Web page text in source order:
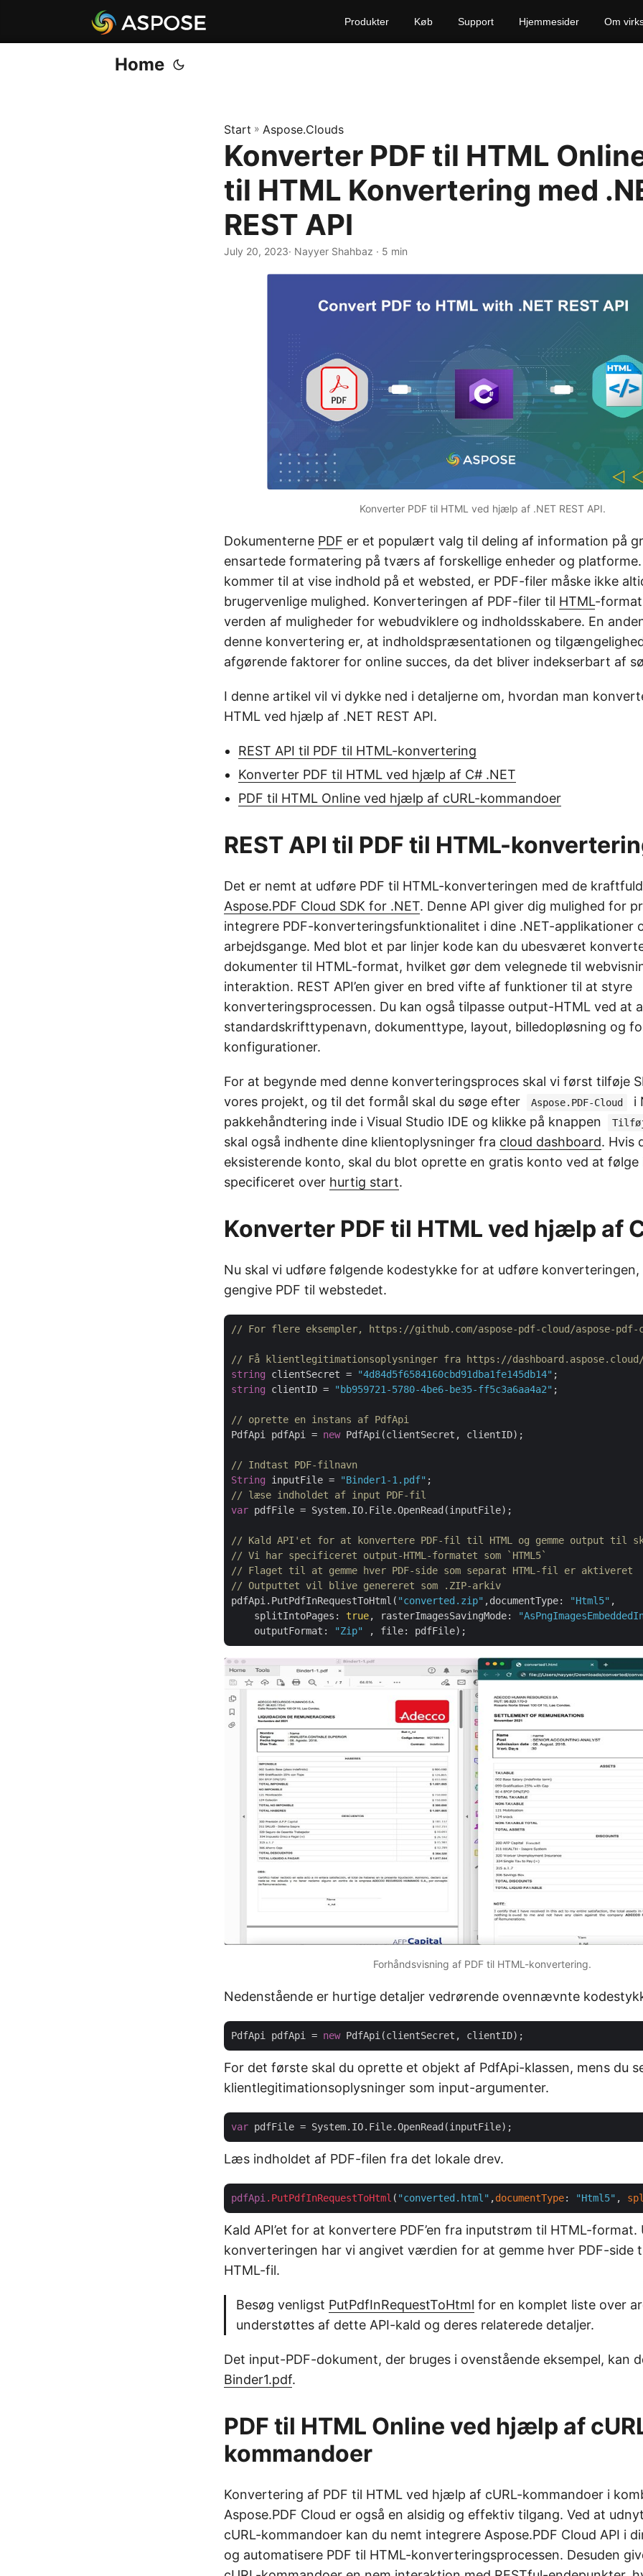
Produkter Køb Support Hjemmesider Om
Home
Start » Aspose.Clouds
Konverter PDF til HTML
til HTML Konvertering med
REST API
July 20, 2023· Nayyer Shahbaz · 5 min
Konverter PDF til HTML ved hjælp af .NET REST API.
Dokumenterne PDF er et populært valg til deling af information på
ensartede formatering på tværs af forskellige enheder og
kommer til at vise indhold på et websted, er PDF-filer måske ikke
brugervenlige mulighed. Konverteringen af PDF-filer til HTML-
verden af muligheder for webudviklere og indholdsskabere. En
denne konvertering er, at indholdspræsentationen og
afgørende faktorer for online succes, da det bliver indekserbart af
I denne artikel vil vi dykke ned i detaljerne om, hvordan man
HTML ved hjælp af .NET REST API.
REST API til PDF til HTML-konvertering
Konverter PDF til HTML ved hjælp af C# .NET
PDF til HTML Online ved hjælp af cURL-kommandoer
REST API til PDF til HTML-
Det er nemt at udføre PDF til HTML-konverteringen med de
Aspose.PDF Cloud SDK for .NET. Denne API giver dig mulighed for
integrere PDF-konverteringsfunktionalitet i dine .NET-applikationer
arbejdsgange. Med blot et par linjer kode kan du ubesværet
dokumenter til HTML-format, hvilket gør dem velegnede til
interaktion. REST API’en giver en bred vifte af funktioner til at styre
konverteringsprocessen. Du kan også tilpasse output-HTML ved at
standardskrifttypenavn, dokumenttype, layout, billedopløsning og
konfigurationer.
For at begynde med denne konverteringsproces skal vi først tilføje
vores projekt, og til det formål skal du søge efter
Aspose.PDF-Cloud
i
pakkehåndtering inde i Visual Studio IDE og klikke på knappen
skal også indhente dine klientoplysninger fra cloud dashboard. Hvis
eksisterende konto, skal du blot oprette en gratis konto ved at
specificeret over hurtig start.
Konverter PDF til HTML ved hjælp af
Nu skal vi udføre følgende kodestykke for at udføre konverteringen,
gengive PDF til webstedet.
// For flere eksempler, https://github.com/aspose-pdf-cloud/aspose-pdf-
// Få klientlegitimationsoplysninger fra https://dashboard.aspose.cloud/
string clientSecret = "4d84d5f6584160cbd91dba1fe145db14"
string clientID = "bb959721-5780-4be6-be35-ff5c3a6aa4a2" ;
// oprette en instans af PdfApi
PdfApi pdfApi = new PdfApi(clientSecret, clientID);
// Indtast PDF-filnavn
String inputFile = "Binder1-1.pdf"
// læse indholdet af input PDF-fil
var pdfFile = System.IO.File.OpenRead(inputFile);
// Kald API'et for at konvertere PDF-fil til HTML og gemme output til
// Vi har specificeret output-HTML-formatet som `HTML5`
// Flaget til at gemme hver PDF-side som separat HTML-fil er aktiveret
// Outputtet vil blive genereret som .ZIP-arkiv
pdfApi.PutPdfInRequestToHtml( "converted.zip" ,documentType: "Html5" ,
    splitIntoPages:
true, rasterImagesSavingMode:
    outputFormat:
"Zip"
Forhåndsvisning af PDF til HTML-konvertering.
Nedenstående er hurtige detaljer vedrørende ovennævnte
PdfApi pdfApi = new
For det første skal du oprette et objekt af PdfApi-klassen, mens du
klientlegitimationsoplysninger som input-argumenter.
var
Læs indholdet af PDF-filen fra det lokale drev.
pdfApi .PutPdfInRequestToHtml ( "converted.html" ,documentType: "Html5" ,
Kald API’et for at konvertere PDF’en fra inputstrøm til HTML-format.
konverteringen har vi angivet værdien for at gemme hver PDF-side
HTML-fil.
Besøg venligst PutPdfInRequestToHtml for en komplet liste over
understøttes af dette API-kald og deres relaterede detaljer.
Det input-PDF-dokument, der bruges i ovenstående eksempel, kan
Binder1.pdf.
PDF til HTML Online ved hjælp af
kommandoer
Konvertering af PDF til HTML ved hjælp af cURL-kommandoer i
Aspose.PDF Cloud er også en alsidig og effektiv tilgang. Ved at
cURL-kommandoer kan du nemt integrere Aspose.PDF Cloud API i
og automatisere PDF til HTML-konverteringsprocessen. Desuden